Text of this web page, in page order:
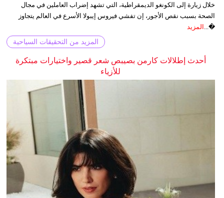
خلال زيارة إلى الكونغو الديمقراطية، التي تشهد إضراب العاملين في مجال
الصحة بسبب نقص الأجور، إن تفشي فيروس إيبولا الأسرع في العالم يتجاوز
�... المزيد
المزيد من التحقيقات السياحية
أحدث إطلالات كارمن بصيبص شعر قصير واختيارات مبتكرة
للأزياء